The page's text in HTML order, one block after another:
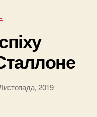
2019